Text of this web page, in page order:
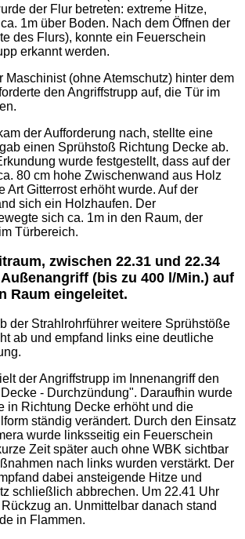
der Flur betreten: extreme Hitze,
1m über Boden. Nach dem Öffnen der
des Flurs), konnte ein Feuerschein
erkannt werden.
Maschinist (ohne Atemschutz) hinter dem
den Angriffstrupp auf, die Tür im
der Aufforderung nach, stellte eine
einen Sprühstoß Richtung Decke ab.
wurde festgestellt, dass auf der
80 cm hohe Zwischenwand aus Holz
Art Gitterrost erhöht wurde. Auf der
sich ein Holzhaufen. Der
sich ca. 1m in den Raum, der
Türbereich.
zwischen 22.31 und 22.34
(bis zu 400 l/Min.) auf
Raum eingeleitet.
der Strahlrohrführer weitere Sprühstöße
ab und empfand links eine deutliche
der Angriffstrupp im Innenangriff den
- Durchzündung". Daraufhin wurde
in Richtung Decke erhöht und die
ständig verändert. Durch den Einsatz
wurde linksseitig ein Feuerschein
Zeit später auch ohne WBK sichtbar
nach links wurden verstärkt. Der
dabei ansteigende Hitze und
schließlich abbrechen. Um 22.41 Uhr
an. Unmittelbar danach stand
in Flammen.